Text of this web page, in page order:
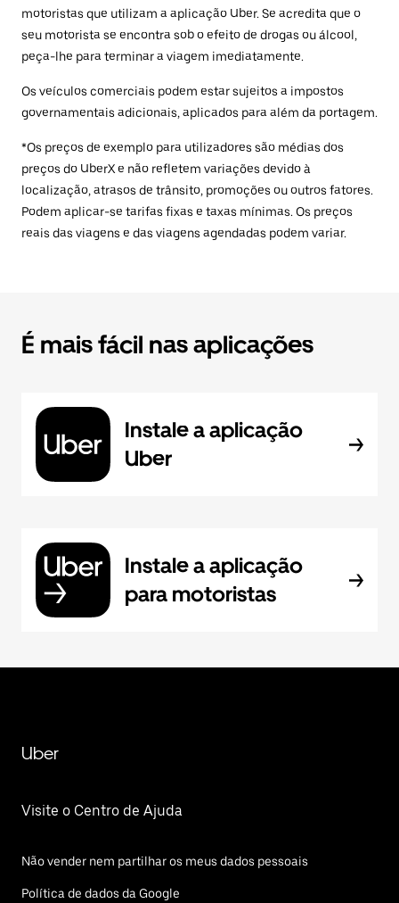
motoristas que utilizam a aplicação Uber. Se acredita que o
seu motorista se encontra sob o efeito de drogas ou álcool,
peça-lhe para terminar a viagem imediatamente.
Os veículos comerciais podem estar sujeitos a impostos
governamentais adicionais, aplicados para além da portagem.
*Os preços de exemplo para utilizadores são médias dos
preços do UberX e não refletem variações devido à
localização, atrasos de trânsito, promoções ou outros fatores.
Podem aplicar-se tarifas fixas e taxas mínimas. Os preços
reais das viagens e das viagens agendadas podem variar.
É mais fácil nas aplicações
Instale a aplicação
Uber
Instale a aplicação
para motoristas
Uber
Visite o Centro de Ajuda
Não vender nem partilhar os meus dados pessoais
Política de dados da Google